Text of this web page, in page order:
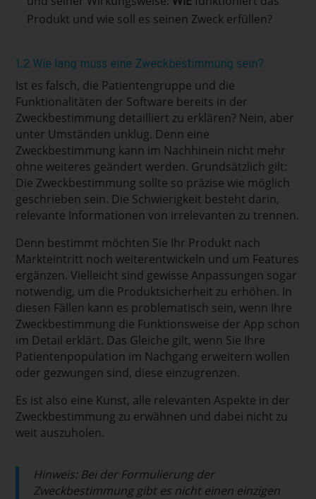
Produkt und wie soll es seinen Zweck erfüllen?
1.2 Wie lang muss eine Zweckbestimmung sein?
Ist es falsch, die Patientengruppe und die
Funktionalitäten der Software bereits in der
Zweckbestimmung detailliert zu erklären? Nein, aber
unter Umständen unklug. Denn eine
Zweckbestimmung kann im Nachhinein nicht mehr
ohne weiteres geändert werden. Grundsätzlich gilt:
Die Zweckbestimmung sollte so präzise wie möglich
geschrieben sein. Die Schwierigkeit besteht darin,
relevante Informationen von irrelevanten zu trennen.
Denn bestimmt möchten Sie Ihr Produkt nach
Markteintritt noch weiterentwickeln und um Features
ergänzen. Vielleicht sind gewisse Anpassungen sogar
notwendig, um die Produktsicherheit zu erhöhen. In
diesen Fällen kann es problematisch sein, wenn Ihre
Zweckbestimmung die Funktionsweise der App schon
im Detail erklärt. Das Gleiche gilt, wenn Sie Ihre
Patientenpopulation im Nachgang erweitern wollen
oder gezwungen sind, diese einzugrenzen.
Es ist also eine Kunst, alle relevanten Aspekte in der
Zweckbestimmung zu erwähnen und dabei nicht zu
weit auszuholen.
Hinweis: Bei der Formulierung der
Zweckbestimmung gibt es nicht einen einzigen